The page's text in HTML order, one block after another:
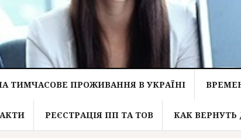
ТИМЧАСОВЕ ПРОЖИВАННЯ В УКРАЇНІ
РЕЄСТРАЦІЯ ПП ТА ТОВ КАК ВЕРНУТЬ